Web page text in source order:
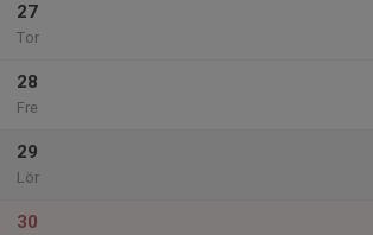
27
Tor
28
Fre
29
Lör
30